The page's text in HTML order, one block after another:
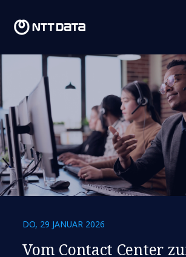
DO, 29 JANUAR 2026
Vom Contact Center